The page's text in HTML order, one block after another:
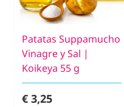
Patatas Suppamucho
Vinagre y Sal |
Koikeya 55 g
€ 3,25